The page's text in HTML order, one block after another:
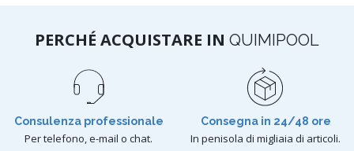
PERCHÉ ACQUISTARE IN QUIMIPOOL
Consulenza professionale
Per telefono, e-mail o chat.
Consegna in 24/48 ore
In penisola di migliaia di articoli.